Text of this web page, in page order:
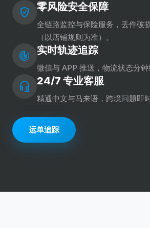
verified_user 零风险安全保障
全链路监控与保险服务，丢件破
（以店铺规则为准）。
track_changes 实时轨迹追踪
微信与 APP 推送，物流状态分钟
headset_mic 24/7 专业客服
精通中文与马来语，跨境问题即时
运单追踪